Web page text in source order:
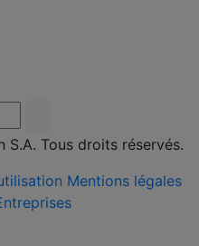
Tous droits réservés.
Mentions légales